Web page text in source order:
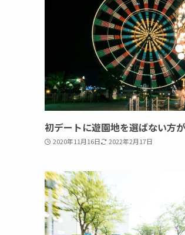
初デートに遊園地を選ばない方
2020年11月16日 2022年2月17日